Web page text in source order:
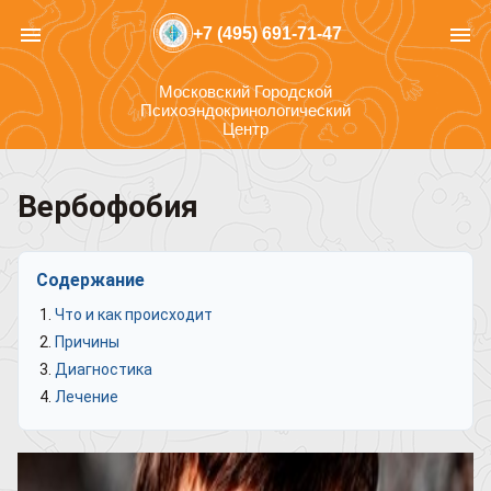
menu +7 (495) 691-71-47 menu
Московский Городской
Психоэндокринологический
Центр
Вербофобия
Содержание
Что и как происходит
Причины
Диагностика
Лечение